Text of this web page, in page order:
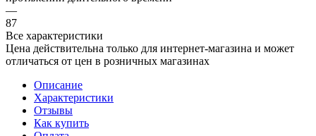
—
87
Все характеристики
Цена действительна только для интернет-магазина и может
отличаться от цен в розничных магазинах
Описание
Характеристики
Отзывы
Как купить